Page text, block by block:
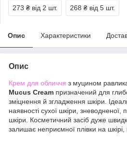
273 ₴ від 2 шт. 268 ₴ від 5 шт.
Опис Характеристики
Опис
Крем для обличчя з муцином
Mucus Cream призначений для
зміцнення й згладження шкіри.
наявності сухої шкіри, зневодненої,
шкіри. Косметичний засіб дуже
залишає неприємної плівки на шкірі,